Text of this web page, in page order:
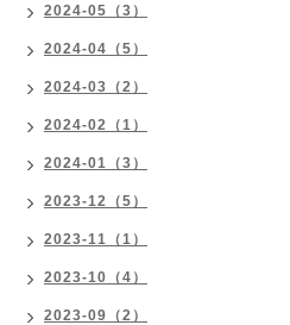
2024-05（3）
2024-04（5）
2024-03（2）
2024-02（1）
2024-01（3）
2023-12（5）
2023-11（1）
2023-10（4）
2023-09（2）